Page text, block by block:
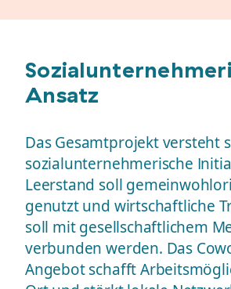
Ansatz
Das Gesamtprojekt versteht
sozialunternehmerische
Leerstand soll
genutzt und wirtschaftliche
soll mit gesellschaftlichem
verbunden werden. Das
Angebot schafft